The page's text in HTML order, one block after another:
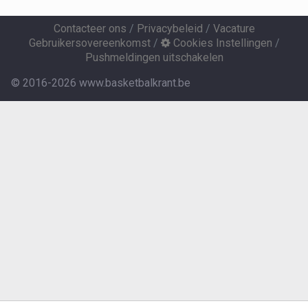
Contacteer ons / Privacybeleid / Vacature
Gebruikersovereenkomst/ Cookies Instellingen /
Pushmeldingen uitschakelen
© 2016-2026 www.basketbalkrant.be